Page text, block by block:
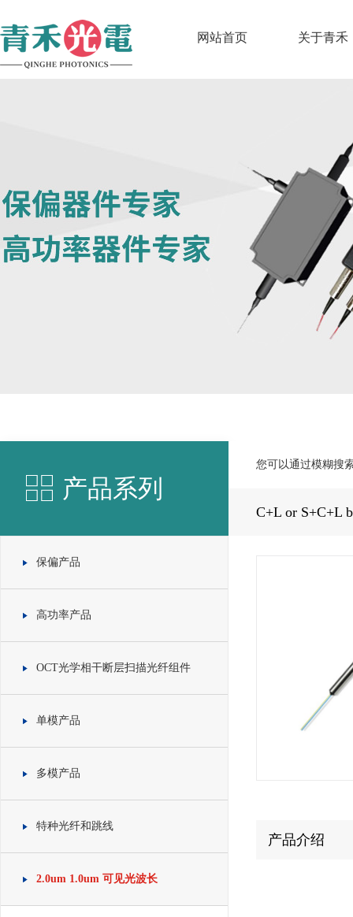
网站首页 关于青禾
产品系列
保偏产品
高功率产品
OCT光学相干断层扫描光纤组件
单模产品
多模产品
特种光纤和跳线
2.0um 1.0um 可见光波长
您可以通过模糊搜
C+L or S+C+L
产品介绍